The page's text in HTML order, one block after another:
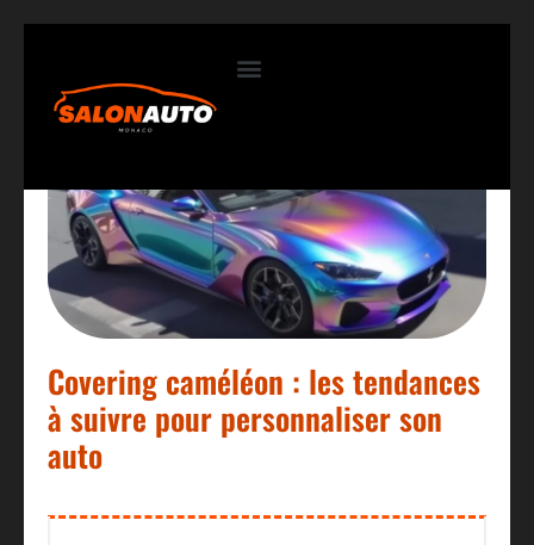
Covering caméléon : les tendances
à suivre pour personnaliser son
auto